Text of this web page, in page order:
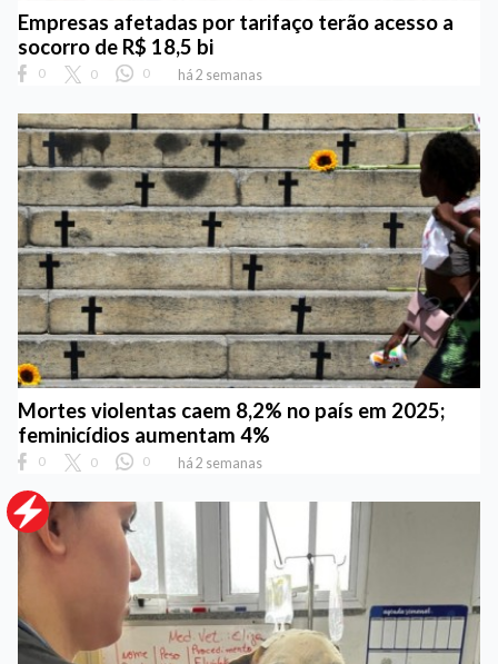
Empresas afetadas por tarifaço terão acesso a
socorro de R$ 18,5 bi
0 0 0 há 2 semanas
Mortes violentas caem 8,2% no país em 2025;
feminicídios aumentam 4%
0 0 0 há 2 semanas